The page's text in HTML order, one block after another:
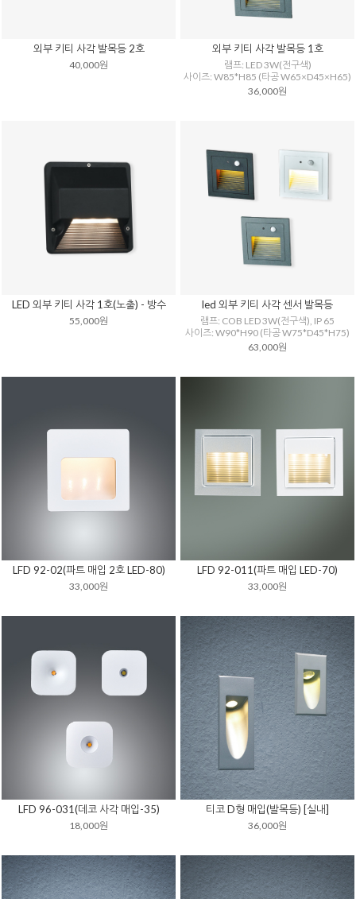
외부 키티 사각 발목등 2호
40,000원
외부 키티 사각 발목등 1호
램프: LED 3W(전구색)
사이즈: W85*H85 (타공 W65×D45×H65)
36,000원
LED 외부 키티 사각 1호(노출) - 방수
55,000원
led 외부 키티 사각 센서 발목등
램프: COB LED 3W(전구색), IP 65
사이즈: W90*H90 (타공 W75*D45*H75)
63,000원
LFD 92-02(파트 매입 2호 LED-80)
33,000원
LFD 92-011(파트 매입 LED-70)
33,000원
LFD 96-031(데코 사각 매입-35)
18,000원
티코 D형 매입(발목등) [실내]
36,000원